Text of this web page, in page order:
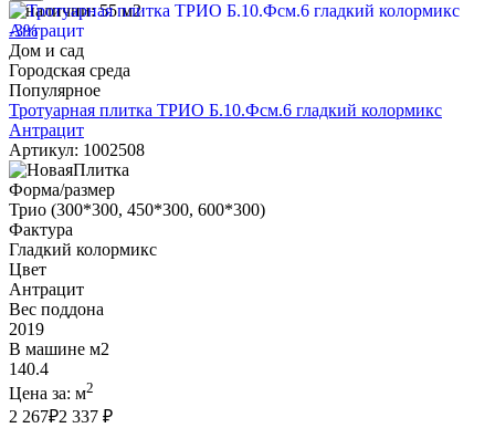
В наличии: 55 м2
-3%
Дом и сад
Городская среда
Популярное
Тротуарная плитка ТРИО Б.10.Фсм.6 гладкий колормикс
Антрацит
Артикул: 1002508
Форма/размер
Трио (300*300, 450*300, 600*300)
Фактура
Гладкий колормикс
Цвет
Антрацит
Вес поддона
2019
В машине м2
140.4
Цена за: м2
2 267₽2 337 ₽